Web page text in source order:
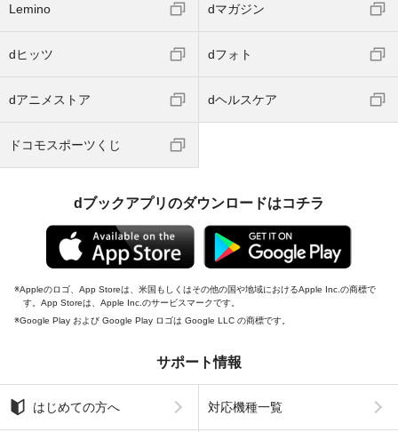
Lemino dマガジン
dヒッツ dフォト
dアニメストア dヘルスケア
ドコモスポーツくじ
dブックアプリのダウンロードはコチラ
Appleのロゴ、App Storeは、米国もしくはその他の国や地域におけるApple Inc.の商標で
す。App Storeは、Apple Inc.のサービスマークです。
Google Play および Google Play ロゴは Google LLC の商標です。
サポート情報
はじめての方へ 対応機種一覧